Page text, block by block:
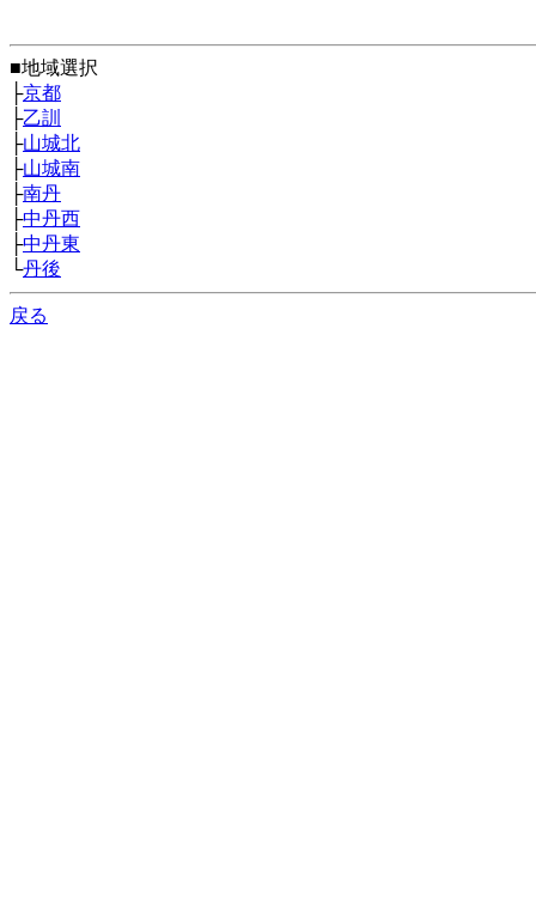
■地域選択
├京都
├乙訓
├山城北
├山城南
├南丹
├中丹西
├中丹東
└丹後
戻る